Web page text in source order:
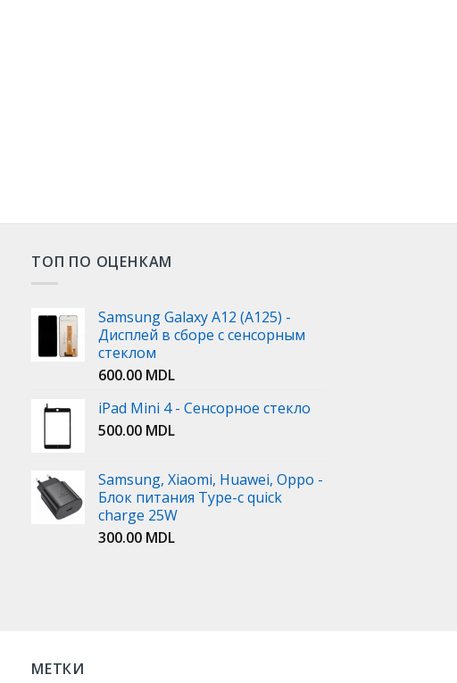
ТОП ПО ОЦЕНКАМ
Samsung Galaxy A12 (A125) -
Дисплей в сборе с сенсорным
стеклом
600.00 MDL
iPad Mini 4 - Сенсорное стекло
500.00 MDL
Samsung, Xiaomi, Huawei, Oppo -
Блок питания Type-c quick
charge 25W
300.00 MDL
МЕТКИ